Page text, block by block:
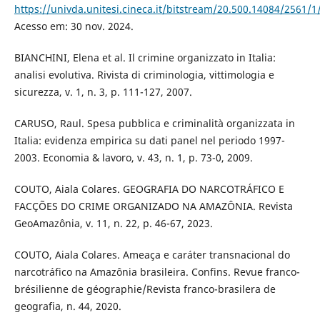
https://univda.unitesi.cineca.it/bitstream/20.500.14084/2561/
Acesso em: 30 nov. 2024.
BIANCHINI, Elena et al. Il crimine organizzato in Italia:
analisi evolutiva. Rivista di criminologia, vittimologia e
sicurezza, v. 1, n. 3, p. 111-127, 2007.
CARUSO, Raul. Spesa pubblica e criminalità organizzata in
Italia: evidenza empirica su dati panel nel periodo 1997-
2003. Economia & lavoro, v. 43, n. 1, p. 73-0, 2009.
COUTO, Aiala Colares. GEOGRAFIA DO NARCOTRÁFICO E
FACÇÕES DO CRIME ORGANIZADO NA AMAZÔNIA. Revista
GeoAmazônia, v. 11, n. 22, p. 46-67, 2023.
COUTO, Aiala Colares. Ameaça e caráter transnacional do
narcotráfico na Amazônia brasileira. Confins. Revue franco-
brésilienne de géographie/Revista franco-brasilera de
geografia, n. 44, 2020.